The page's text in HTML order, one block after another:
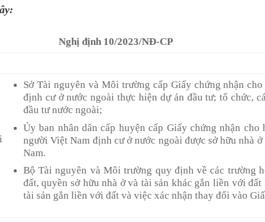
Nghị định 10/2023/NĐ-CP
Sở Tài nguyên và Môi trường cấp Giấy chứng nhận
định cư ở nước ngoài thực hiện dự án đầu tư; tổ chức,
đầu tư nước ngoài;
Ủy ban nhân dân cấp huyện cấp Giấy chứng nhận
người Việt Nam định cư ở nước ngoài được sở hữu nhà
Nam.
Bộ Tài nguyên và Môi trường quy định về các trường
đất, quyền sở hữu nhà ở và tài sản khác gắn liền với
tài sản gắn liền với đất và việc xác nhận thay đổi vào